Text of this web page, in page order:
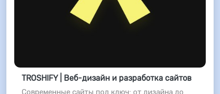
TROSHIFY | Веб-дизайн и разработка сайтов
Современные сайты под ключ: от дизайна до